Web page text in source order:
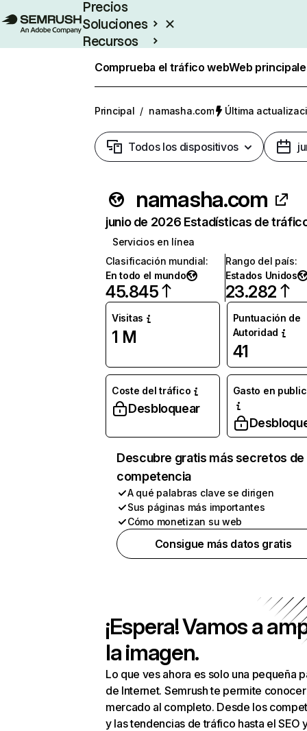
Precios
Soluciones
Recursos
Comprueba el tráfico webWeb
Principal / namasha.com Última
Todos los dispositivos
namasha.com
junio de 2026 Estadísticas de
Servicios en línea
Clasificación mundial:
En todo el mundo
45.845
Rango del país:
Estados Unidos
23.282
Visitas
1 M
Puntuación de
Autoridad
41
Coste del tráfico
Desbloquear
Gasto en
Descubre gratis más secretos de
competencia
A qué palabras clave se dirigen
Sus páginas más importantes
Cómo monetizan su web
Consigue más datos gratis
¡Espera! Vamos a
la imagen.
Lo que ves ahora es solo una pequeña
de Internet. Semrush te permite
mercado al completo. Desde los
y las tendencias de tráfico hasta el SEO